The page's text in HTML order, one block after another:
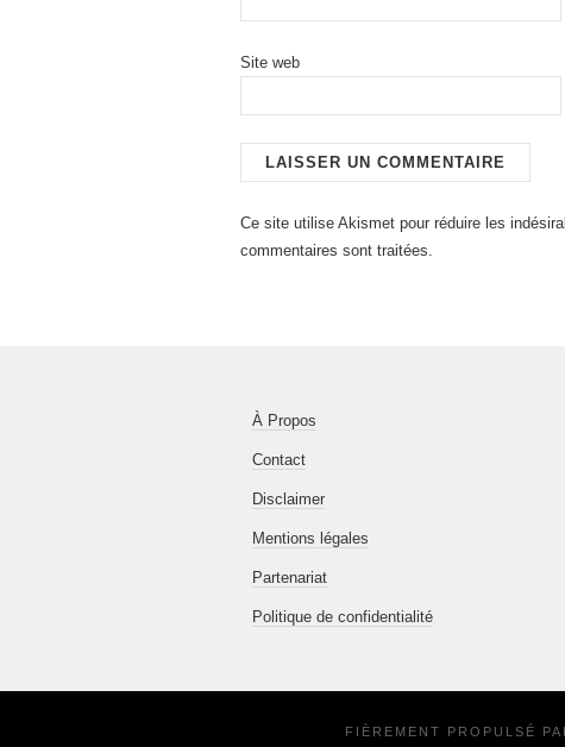
Site web
Ce site utilise Akismet pour réduire les
commentaires sont traitées
À Propos
Contact
Disclaimer
Mentions légales
Partenariat
Politique de confidentialité
FIÈREMENT PROPULSÉ